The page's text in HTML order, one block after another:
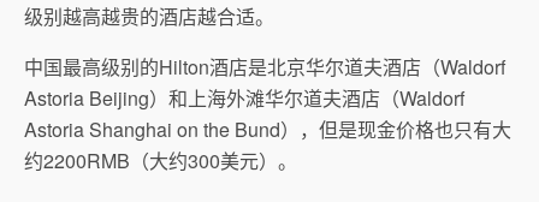
级别越高越贵的酒店越合适。
中国最高级别的Hilton酒店是北京华尔道夫酒店（Waldorf
Astoria Beijing）和上海外滩华尔道夫酒店（Waldorf
Astoria Shanghai on the Bund），但是现金价格也只有大
约2200RMB（大约300美元）。